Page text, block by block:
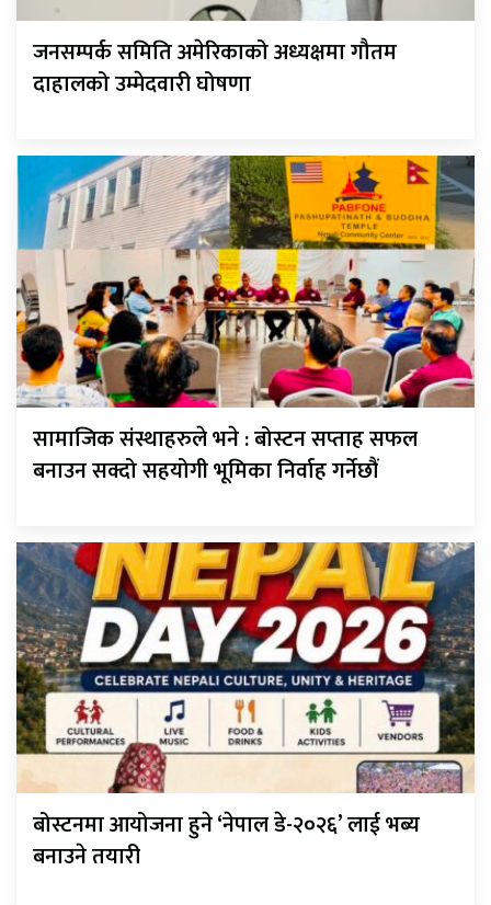
जनसम्पर्क समिति अमेरिकाको अध्यक्षमा गौतम
दाहालको उम्मेदवारी घोषणा
सामाजिक संस्थाहरुले भने : बोस्टन सप्ताह सफल
बनाउन सक्दो सहयोगी भूमिका निर्वाह गर्नेछौं
बोस्टनमा आयोजना हुने ‘नेपाल डे-२०२६’ लाई भब्य
बनाउने तयारी